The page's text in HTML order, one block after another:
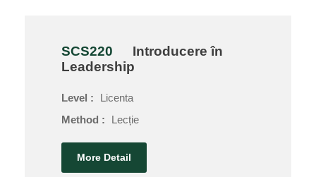
SCS220
Introducere în
Leadership
Level :
Licenta
Method :
Lecție
More Detail